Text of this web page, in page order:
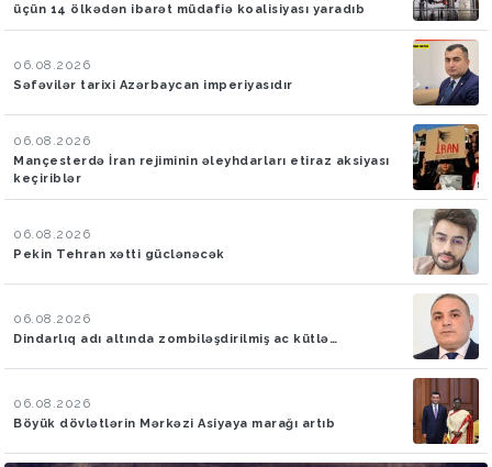
üçün 14 ölkədən ibarət müdafiə koalisiyası yaradıb
06.08.2026
Səfəvilər tarixi Azərbaycan imperiyasıdır
06.08.2026
Mançesterdə İran rejiminin əleyhdarları etiraz aksiyası
keçiriblər
06.08.2026
Pekin Tehran xətti güclənəcək
06.08.2026
Dindarlıq adı altında zombiləşdirilmiş ac kütlə…
06.08.2026
Böyük dövlətlərin Mərkəzi Asiyaya marağı artıb